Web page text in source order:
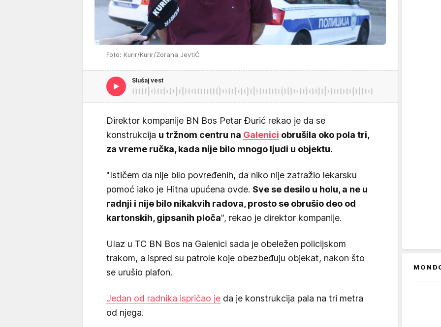
Foto: Kurir/Kurir/Zorana JevtiĆ
Slušaj vest
Direktor kompanije BN Bos Petar Đurić rekao je da se
konstrukcija u tržnom centru na Galenici obrušila oko pola tri,
za vreme ručka, kada nije bilo mnogo ljudi u objektu.
"Ističem da nije bilo povređenih, da niko nije zatražio lekarsku
pomoć iako je Hitna upućena ovde. Sve se desilo u holu, a ne u
radnji i nije bilo nikakvih radova, prosto se obrušio deo od
kartonskih, gipsanih ploča", rekao je direktor kompanije.
Ulaz u TC BN Bos na Galenici sada je obeležen policijskom
trakom, a ispred su patrole koje obezbeđuju objekat, nakon što
se urušio plafon.
Jedan od radnika ispričao je da je konstrukcija pala na tri metra
od njega.